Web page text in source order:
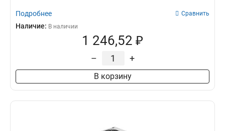
Подробнее Сравнить
Наличие: В наличии
1 246,52 ₽
– +
В корзину